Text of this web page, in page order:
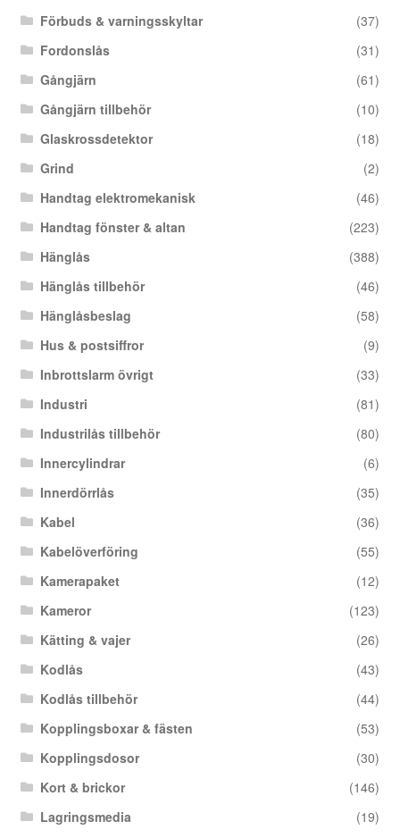
Förbuds & varningsskyltar
(37)
Fordonslås
(31)
Gångjärn
(61)
Gångjärn tillbehör
(10)
Glaskrossdetektor
(18)
Grind
(2)
Handtag elektromekanisk
(46)
Handtag fönster & altan
(223)
Hänglås
(388)
Hänglås tillbehör
(46)
Hänglåsbeslag
(58)
Hus & postsiffror
(9)
Inbrottslarm övrigt
(33)
Industri
(81)
Industrilås tillbehör
(80)
Innercylindrar
(6)
Innerdörrlås
(35)
Kabel
(36)
Kabelöverföring
(55)
Kamerapaket
(12)
Kameror
(123)
Kätting & vajer
(26)
Kodlås
(43)
Kodlås tillbehör
(44)
Kopplingsboxar & fästen
(53)
Kopplingsdosor
(30)
Kort & brickor
(146)
Lagringsmedia
(19)